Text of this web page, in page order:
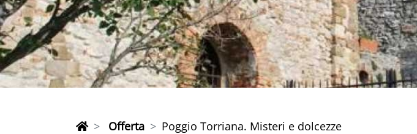
Offerta Poggio Torriana. Misteri e dolcezze